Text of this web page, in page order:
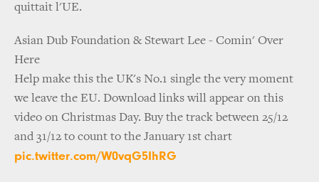
quittait l'UE.
Asian Dub Foundation & Stewart Lee - Comin' Over
Here
Help make this the UK's No.1 single the very moment
we leave the EU. Download links will appear on this
video on Christmas Day. Buy the track between 25/12
and 31/12 to count to the January 1st chart
pic.twitter.com/W0vqG5IhRG